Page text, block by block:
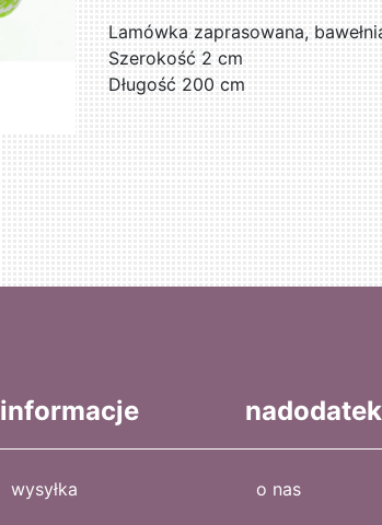
Lamówka zaprasowana,
Szerokość 2 cm
Długość 200 cm
informacje
wysyłka
o nas